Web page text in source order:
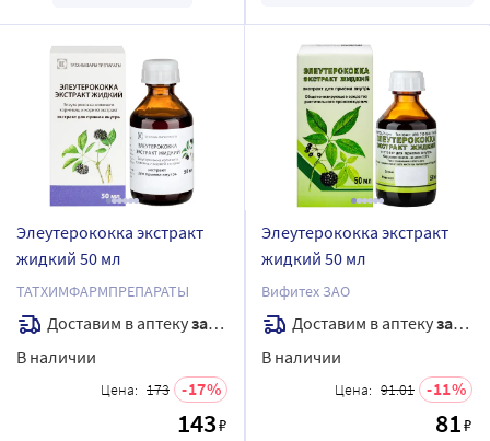
Элеутерококка экстракт
жидкий 50 мл
ТАТХИМФАРМПРЕПАРАТЫ
Доставим в аптекузавтра
В наличии
Цена: 173 17
143₽
Элеутерококка экстракт
жидкий 50 мл
Вифитех ЗАО
Доставим в аптекузавтра
В наличии
Цена: 91.01 11
81₽